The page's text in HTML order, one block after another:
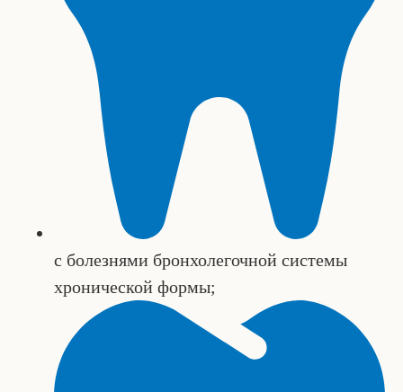
с болезнями бронхолегочной системы
хронической формы;